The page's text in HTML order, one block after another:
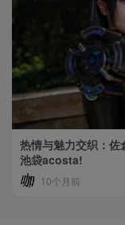
热情与魅力交织：
池袋acosta!
10个月前